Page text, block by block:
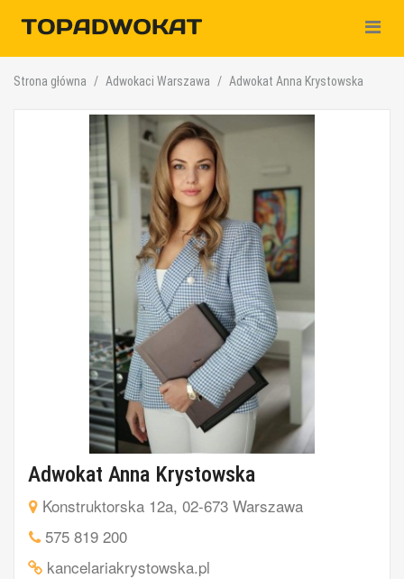
Strona główna Adwokaci Warszawa Adwokat Anna Krystowska
Adwokat Anna Krystowska
Konstruktorska 12a, 02-673 Warszawa
575 819 200
kancelariakrystowska.pl